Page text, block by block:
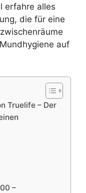
erfahre alles
die für eine
auf
Truelife – Der
–